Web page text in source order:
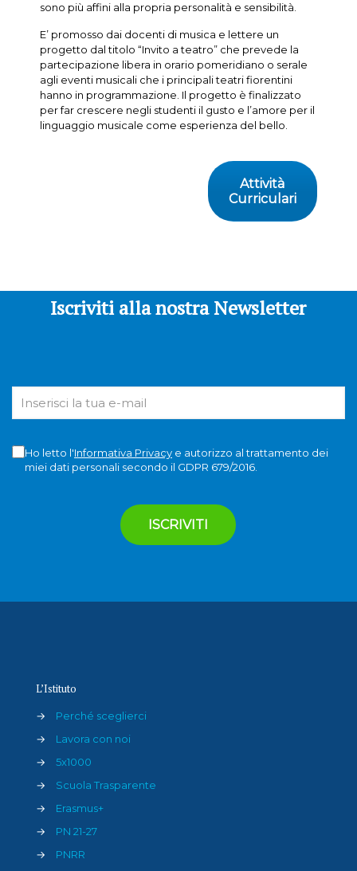
sono più affini alla propria personalità e sensibilità.
E’ promosso dai docenti di musica e lettere un
progetto dal titolo “Invito a teatro” che prevede la
partecipazione libera in orario pomeridiano o serale
agli eventi musicali che i principali teatri fiorentini
hanno in programmazione. Il progetto è finalizzato
per far crescere negli studenti il gusto e l’amore per il
linguaggio musicale come esperienza del bello.
Attività
Curriculari
Iscriviti alla nostra Newsletter
Ho letto l'Informativa Privacye autorizzo al trattamento dei
miei dati personali secondo il GDPR 679/2016.
L’Istituto
→
Perché sceglierci
→
Lavora con noi
→
5x1000
→
Scuola Trasparente
→
Erasmus+
→
PN 21-27
→
PNRR